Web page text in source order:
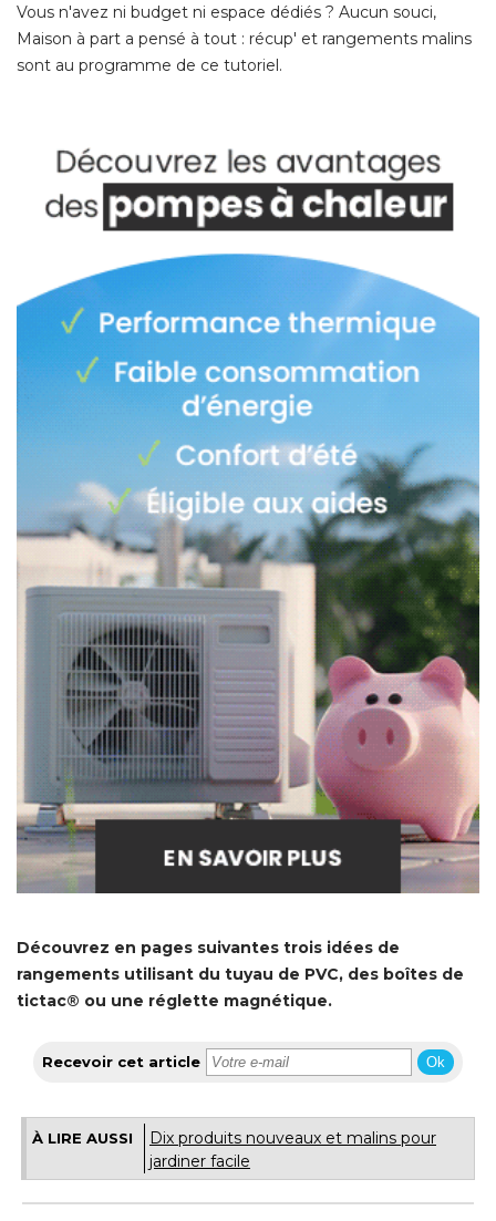
Vous n'avez ni budget ni espace dédiés ? Aucun souci,
Maison à part a pensé à tout : récup' et rangements malins
sont au programme de ce tutoriel.
Découvrez en pages suivantes trois idées de
rangements utilisant du tuyau de PVC, des boîtes de
tictac® ou une réglette magnétique.
Recevoir cet article
jardiner facile
Créer un rangement malin avec
un tuyau - Matériel à prévoir